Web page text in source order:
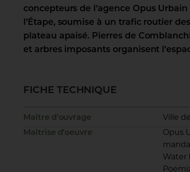
concepteurs de l’agence Opus
l’Étape, soumise à un trafic routier
plateau apaisé. Pierres de
et arbres imposants organisent
FICHE TECHNIQUE
Maître d’ouvrage
Ville
Maîtrise d’oeuvre
Opus
Water